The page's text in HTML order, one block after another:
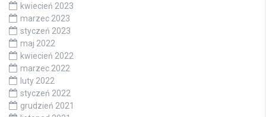
kwiecień 2023
marzec 2023
styczeń 2023
maj 2022
kwiecień 2022
marzec 2022
luty 2022
styczeń 2022
grudzień 2021